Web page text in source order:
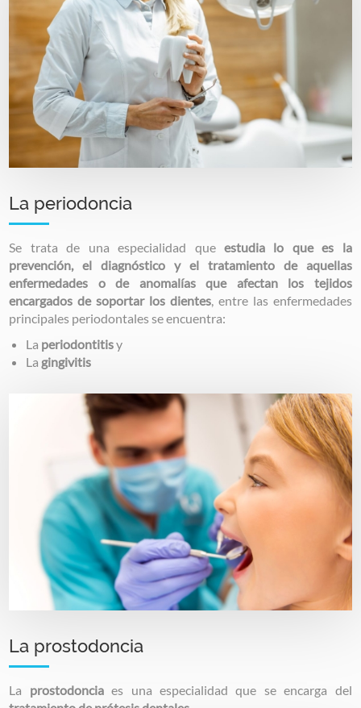
La periodoncia
Se trata de una especialidad que estudia lo que es la
prevención, el diagnóstico y el tratamiento de aquellas
enfermedades o de anomalías que afectan los tejidos
encargados de soportar los dientes, entre las enfermedades
principales periodontales se encuentra:
La periodontitisy
La gingivitis
La prostodoncia
La prostodonciaes una especialidad que se encarga del